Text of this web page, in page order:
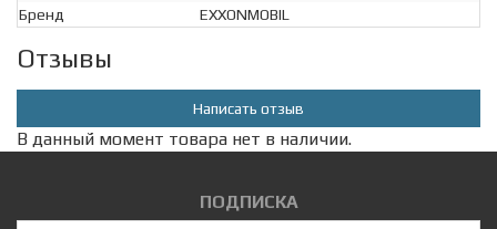
Бренд
EXXONMOBIL
Отзывы
Написать отзыв
В данный момент товара нет в наличии.
ПОДПИСКА